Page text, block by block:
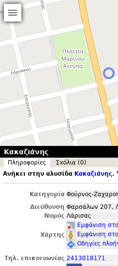
Κακαζιάνης
Πληροφορίες
Σxόλια (0)
Ανήκει στην αλυσίδα Κακαζιάνης.
Κατηγορία Φούρνος-
Διεύθυνση Φαρσάλων 207,
Νομός Λάρισας
Χάρτης
Εμφάνιση
Εμφάνιση
Οδηγίες
Τηλ. επικοινωνίας 2413018171